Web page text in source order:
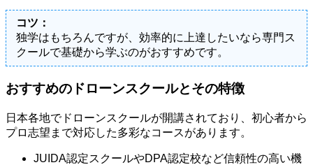
コツ：
独学はもちろんですが、効率的に上達したいなら専門ス
クールで基礎から学ぶのがおすすめです。
おすすめのドローンスクールとその特徴
日本各地でドローンスクールが開講されており、初心者から
プロ志望まで対応した多彩なコースがあります。
JUIDA認定スクールやDPA認定校など信頼性の高い機